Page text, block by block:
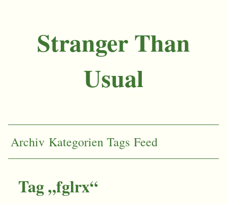
Stranger Than
Usual
Archiv Kategorien Tags Feed
Tag „fglrx“